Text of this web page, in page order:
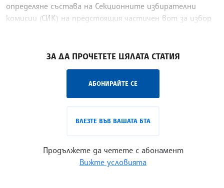
определяне състава на Секционните избирателни
комисии (СИК) на предстоящия частичен вот за избор
ЗА ДА ПРОЧЕТЕТЕ ЦЯЛАТА СТАТИЯ
АБОНИРАЙТЕ СЕ
ВЛЕЗТЕ ВЪВ ВАШАТА БТА
Продължете да четете с абонамент
Вижте условията